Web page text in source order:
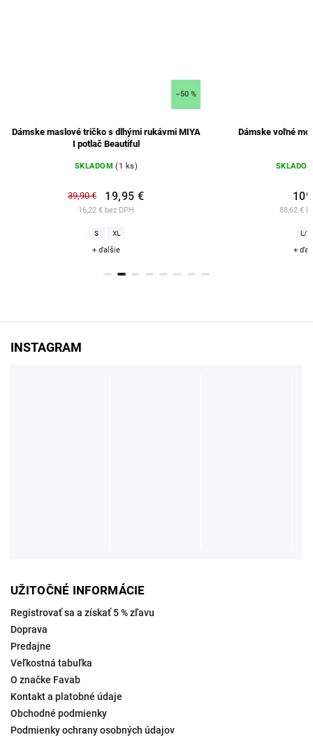
–50 %
Dámske maslové tričko s dlhými rukávmi MIYA
I potlač Beautiful
SKLADOM (1 ks)
16,22 € bez DPH
39,90 € 19,95 €
S XL
+ ďalšie
Dámske voľné
88,62 €
L/
+
UŽITOČNÉ INFORMÁCIE
Registrovať sa a získať 5 % zľavu
Doprava
Predajne
Veľkostná tabuľka
O značke Favab
Kontakt a platobné údaje
Obchodné podmienky
Podmienky ochrany osobných údajov
INSTAGRAM